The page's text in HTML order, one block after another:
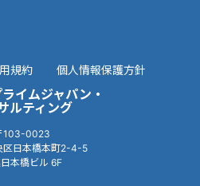
規約 個人情報保護方針
イムジャパン・
ルティング
103-0023
区日本橋本町2-4-5
本橋ビル 6F